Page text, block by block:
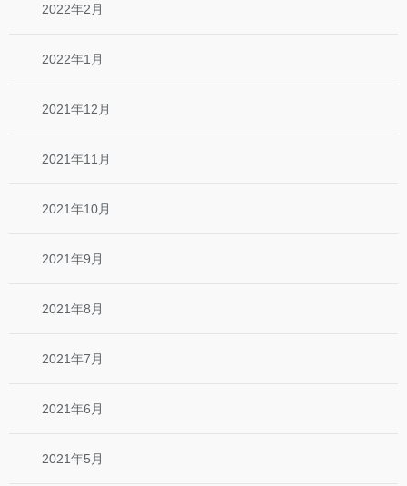
2022年2月
2022年1月
2021年12月
2021年11月
2021年10月
2021年9月
2021年8月
2021年7月
2021年6月
2021年5月